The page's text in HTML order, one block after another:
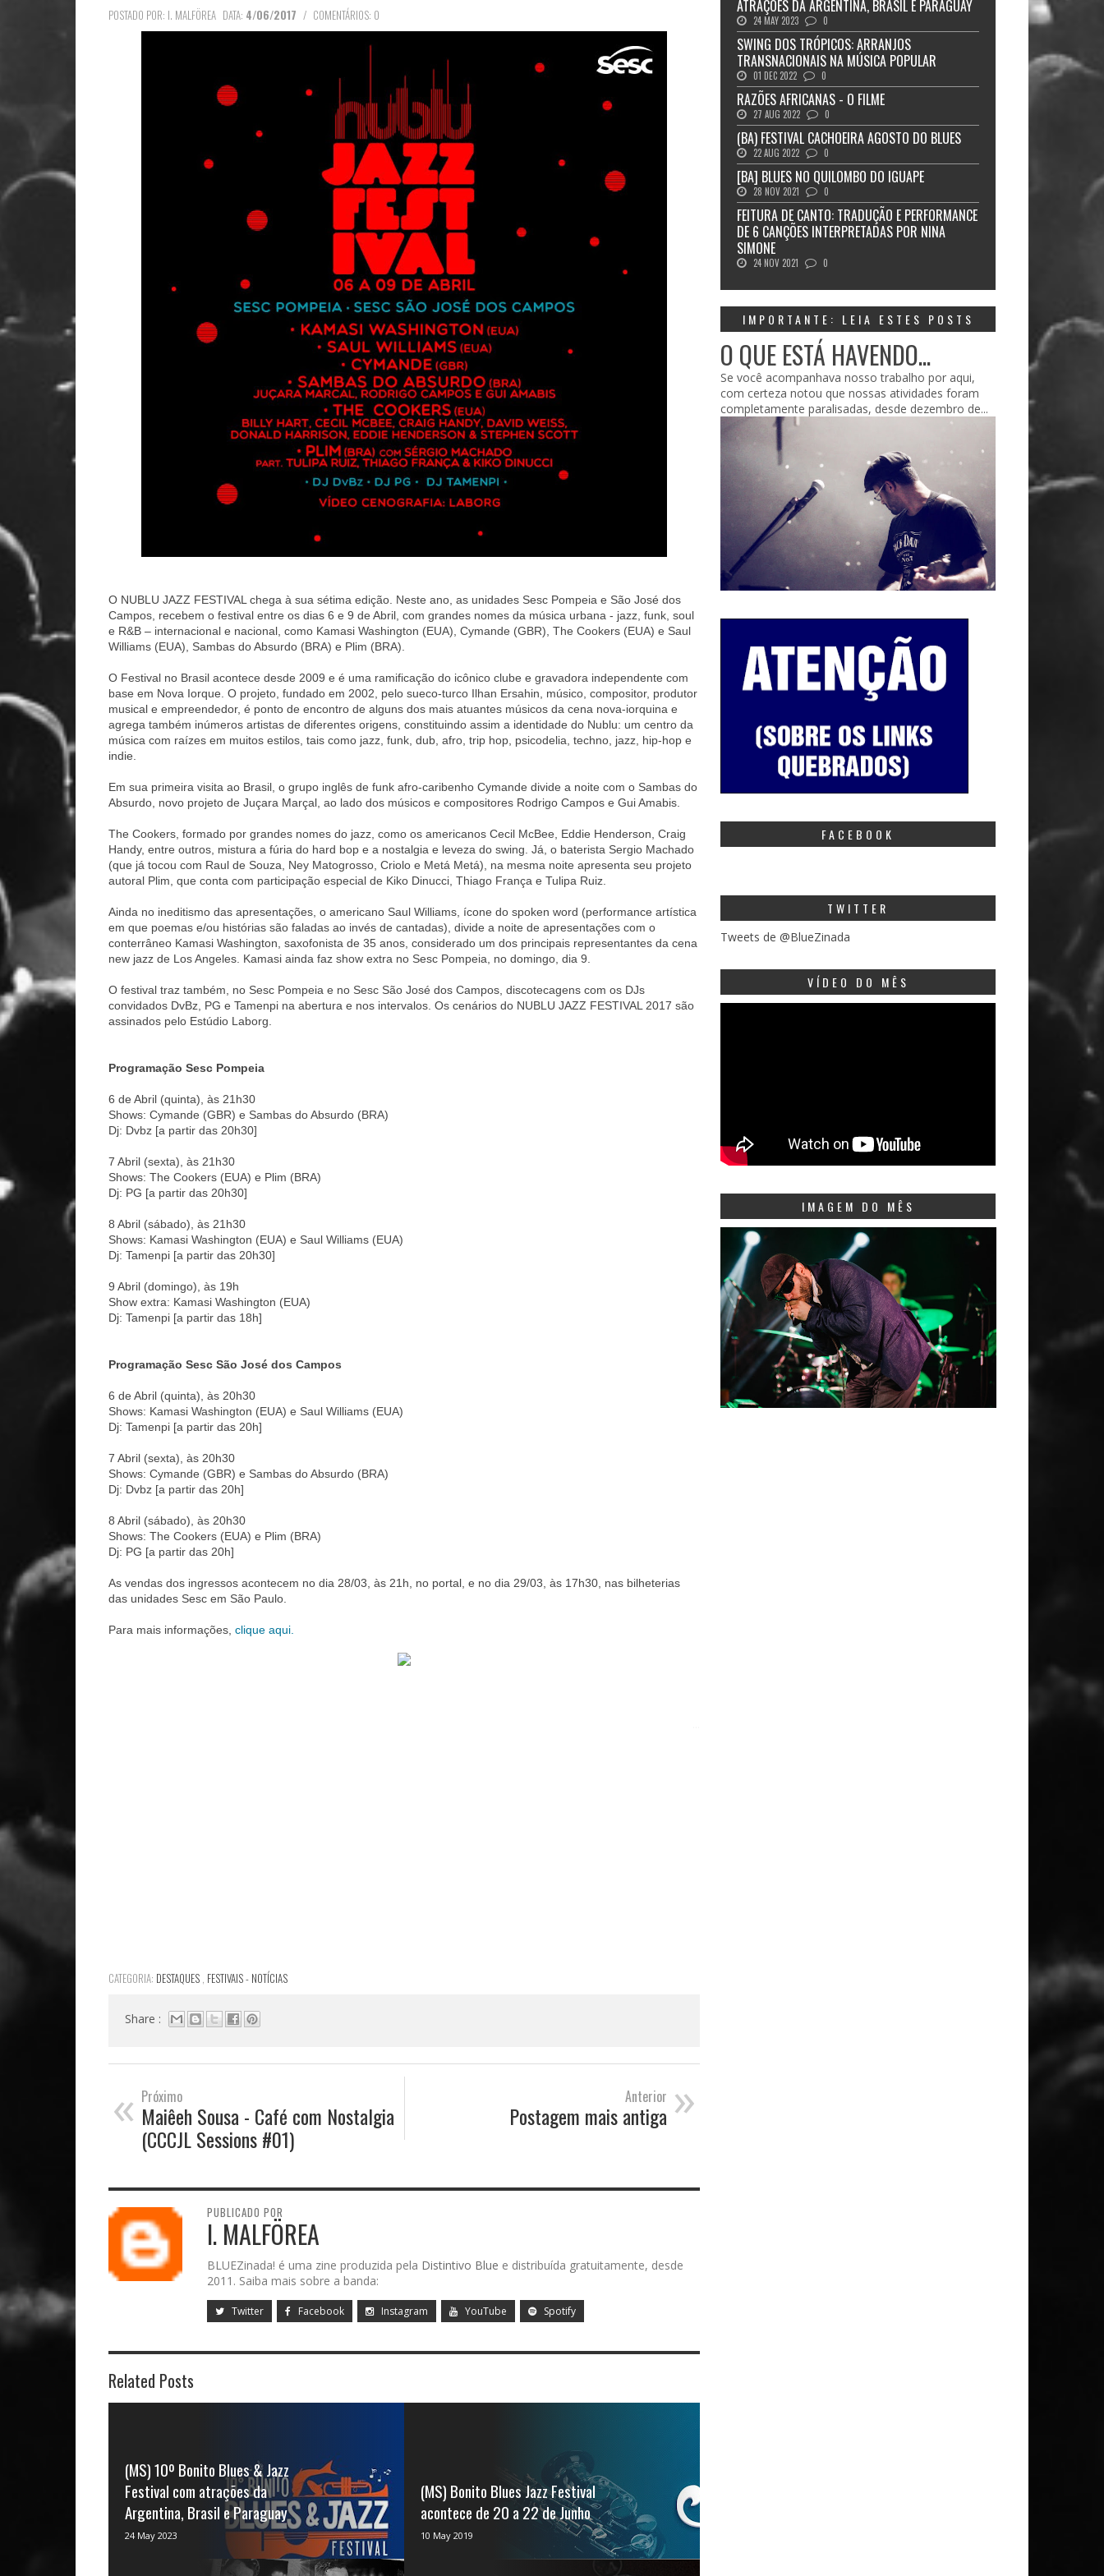
POSTADO POR: I. MALFÖREA DATA: 4/06/2017 / COMENTÁRIOS: 0
O NUBLU JAZZ FESTIVAL chega à sua sétima edição. Neste ano, as unidades Sesc Pompeia e São José dos
Campos, recebem o festival entre os dias 6 e 9 de Abril, com grandes nomes da música urbana - jazz, funk, soul
e R&B – internacional e nacional, como Kamasi Washington (EUA), Cymande (GBR), The Cookers (EUA) e Saul
Williams (EUA), Sambas do Absurdo (BRA) e Plim (BRA).
O Festival no Brasil acontece desde 2009 e é uma ramificação do icônico clube e gravadora independente com
base em Nova Iorque. O projeto, fundado em 2002, pelo sueco-turco Ilhan Ersahin, músico, compositor, produtor
musical e empreendedor, é ponto de encontro de alguns dos mais atuantes músicos da cena nova-iorquina e
agrega também inúmeros artistas de diferentes origens, constituindo assim a identidade do Nublu: um centro da
música com raízes em muitos estilos, tais como jazz, funk, dub, afro, trip hop, psicodelia, techno, jazz, hip-hop e
indie.
Em sua primeira visita ao Brasil, o grupo inglês de funk afro-caribenho Cymande divide a noite com o Sambas do
Absurdo, novo projeto de Juçara Marçal, ao lado dos músicos e compositores Rodrigo Campos e Gui Amabis.
The Cookers, formado por grandes nomes do jazz, como os americanos Cecil McBee, Eddie Henderson, Craig
Handy, entre outros, mistura a fúria do hard bop e a nostalgia e leveza do swing. Já, o baterista Sergio Machado
(que já tocou com Raul de Souza, Ney Matogrosso, Criolo e Metá Metá), na mesma noite apresenta seu projeto
autoral Plim, que conta com participação especial de Kiko Dinucci, Thiago França e Tulipa Ruiz.
Ainda no ineditismo das apresentações, o americano Saul Williams, ícone do spoken word (performance artística
em que poemas e/ou histórias são faladas ao invés de cantadas), divide a noite de apresentações com o
conterrâneo Kamasi Washington, saxofonista de 35 anos, considerado um dos principais representantes da cena
new jazz de Los Angeles. Kamasi ainda faz show extra no Sesc Pompeia, no domingo, dia 9.
O festival traz também, no Sesc Pompeia e no Sesc São José dos Campos, discotecagens com os DJs
convidados DvBz, PG e Tamenpi na abertura e nos intervalos. Os cenários do NUBLU JAZZ FESTIVAL 2017 são
assinados pelo Estúdio Laborg.
Programação Sesc Pompeia
6 de Abril (quinta), às 21h30
Shows: Cymande (GBR) e Sambas do Absurdo (BRA)
Dj: Dvbz [a partir das 20h30]
7 Abril (sexta), às 21h30
Shows: The Cookers (EUA) e Plim (BRA)
Dj: PG [a partir das 20h30]
8 Abril (sábado), às 21h30
Shows: Kamasi Washington (EUA) e Saul Williams (EUA)
Dj: Tamenpi [a partir das 20h30]
9 Abril (domingo), às 19h
Show extra: Kamasi Washington (EUA)
Dj: Tamenpi [a partir das 18h]
Programação Sesc São José dos Campos
6 de Abril (quinta), às 20h30
Shows: Kamasi Washington (EUA) e Saul Williams (EUA)
Dj: Tamenpi [a partir das 20h]
7 Abril (sexta), às 20h30
Shows: Cymande (GBR) e Sambas do Absurdo (BRA)
Dj: Dvbz [a partir das 20h]
8 Abril (sábado), às 20h30
Shows: The Cookers (EUA) e Plim (BRA)
Dj: PG [a partir das 20h]
As vendas dos ingressos acontecem no dia 28/03, às 21h, no portal, e no dia 29/03, às 17h30, nas bilheterias
das unidades Sesc em São Paulo.
Para mais informações, clique aqui.
CATEGORIA: DESTAQUES , FESTIVAIS - NOTÍCIAS
Share :
« Próximo
Maiêeh Sousa - Café com Nostalgia
(CCCJL Sessions #01)
»
Anterior
Postagem mais antiga
PUBLICADO POR
I. MALFÖREA
BLUEZinada! é uma zine produzida pela Distintivo Blue e distribuída gratuitamente, desde
2011. Saiba mais sobre a banda:
Twitter Facebook Instagram YouTube Spotify
Related Posts
(MS) 10º Bonito Blues & Jazz
Festival com atrações da
Argentina, Brasil e Paraguay
O mês de junho será especial para a
cidade de Bonito - Mato Grosso do Sul. É
que acontece nos dias 8...
24 May 2023
(MS) Bonito Blues Jazz Festival
acontece de 20 a 22 de Junho
Há eventos que iniciam através de sonhos.
Com a continuidade e principalmente
10 May 2019
ATRAÇÕES DA ARGENTINA, BRASIL E PARAGUAY
24 MAY 2023 0
SWING DOS TRÓPICOS: ARRANJOS
TRANSNACIONAIS NA MÚSICA POPULAR
01 DEC 2022 0
RAZÕES AFRICANAS - O FILME
27 AUG 2022 0
(BA) FESTIVAL CACHOEIRA AGOSTO DO BLUES
22 AUG 2022 0
[BA] BLUES NO QUILOMBO DO IGUAPE
28 NOV 2021 0
FEITURA DE CANTO: TRADUÇÃO E PERFORMANCE
DE 6 CANÇÕES INTERPRETADAS POR NINA
SIMONE
24 NOV 2021 0
IMPORTANTE: LEIA ESTES POSTS
O QUE ESTÁ HAVENDO...
Se você acompanhava nosso trabalho por aqui,
com certeza notou que nossas atividades foram
completamente paralisadas, desde dezembro de...
FACEBOOK
TWITTER
Tweets de @BlueZinada
VÍDEO DO MÊS
IMAGEM DO MÊS